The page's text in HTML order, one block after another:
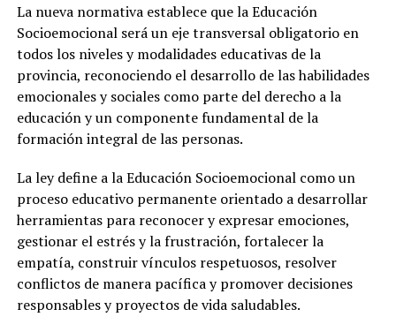
La nueva normativa establece que la Educación
Socioemocional será un eje transversal obligatorio en
todos los niveles y modalidades educativas de la
provincia, reconociendo el desarrollo de las habilidades
emocionales y sociales como parte del derecho a la
educación y un componente fundamental de la
formación integral de las personas.
La ley define a la Educación Socioemocional como un
proceso educativo permanente orientado a desarrollar
herramientas para reconocer y expresar emociones,
gestionar el estrés y la frustración, fortalecer la
empatía, construir vínculos respetuosos, resolver
conflictos de manera pacífica y promover decisiones
responsables y proyectos de vida saludables.